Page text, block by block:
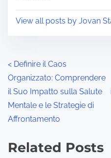
View all posts by Jovan
P
o
s
t
s
< Definire il Caos
Organizzato: Comprendere
il Suo Impatto sulla Salute
Mentale e le Strategie di
Affrontamento
Related Posts